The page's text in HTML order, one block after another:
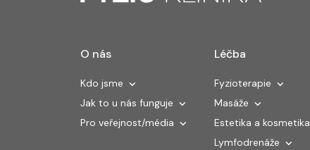
O nás
Kdo jsme
Jak to u nás funguje
Pro veřejnost/média
Léčba
Fyzioterapie
Masáže
Estetika a kosmetika
Lymfodrenáže